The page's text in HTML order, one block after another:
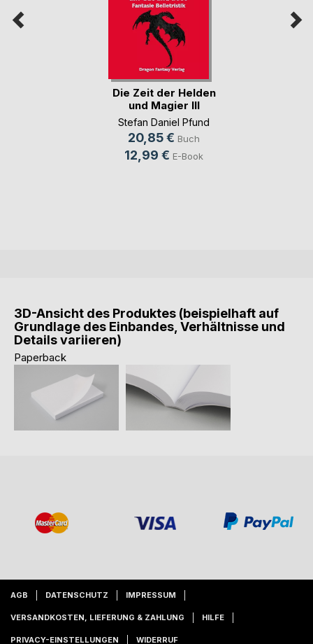
Die Zeit der Helden
und Magier III
Stefan Daniel Pfund
20,85 € Buch
12,99 € E-Book
3D-Ansicht des Produktes (beispielhaft auf
Grundlage des Einbandes, Verhältnisse und
Details variieren)
Paperback
AGB DATENSCHUTZ IMPRESSUM
VERSANDKOSTEN, LIEFERUNG & ZAHLUNG HILFE
PRIVACY-EINSTELLUNGEN WIDERRUF